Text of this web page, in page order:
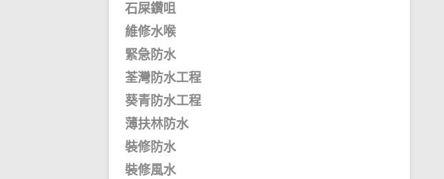
石屎鑽咀
維修水喉
緊急防水
荃灣防水工程
葵青防水工程
薄扶林防水
裝修防水
裝修風水